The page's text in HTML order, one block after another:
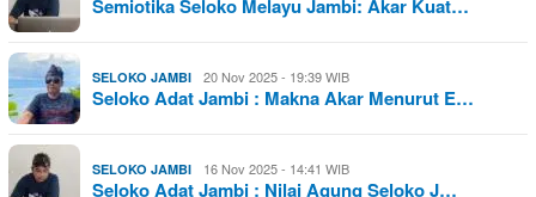
Semiotika Seloko Melayu Jambi: Akar Kuat…
SELOKO JAMBI 20 Nov 2025 - 19:39 WIB
Seloko Adat Jambi : Makna Akar Menurut E…
SELOKO JAMBI 16 Nov 2025 - 14:41 WIB
Seloko Adat Jambi : Nilai Agung Seloko J…